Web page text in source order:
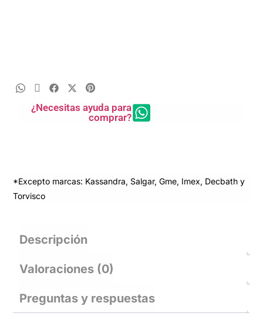
¿Necesitas ayuda para
comprar?
*Excepto marcas: Kassandra, Salgar, Gme, Imex, Decbath y
Torvisco
Descripción
Valoraciones (0)
Preguntas y respuestas